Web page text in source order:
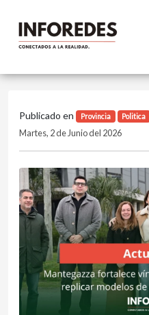
Publicado en Provincia Politica
Martes, 2 de Junio del 2026